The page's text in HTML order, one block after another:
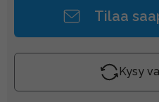
Tilaa
Kysy